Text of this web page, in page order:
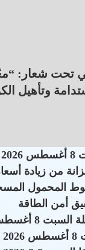
تحت شعار:
وتأهيل
المحمول
أمن الطاقة
2026